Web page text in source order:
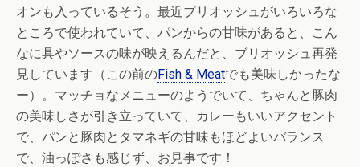
オンも入っているそう。最近ブリオッシュがいろいろな
ところで使われていて、パンからの甘味があると、こん
なに具やソースの味が映えるんだと、ブリオッシュ再発
見しています（この前のFish & Meatでも美味しかったな
ー）。マッチョなメニューのようでいて、ちゃんと豚肉
の美味しさが引き立っていて、カレーもいいアクセント
で、パンと豚肉とタマネギの甘味もほどよいバランス
で、油っぽさも感じず、お見事です！